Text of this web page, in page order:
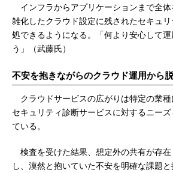
インフラからアプリケーションまで全体
雑化したクラウド設定に残されたセキュ
処できるようになる。「何より安心して
う」（武藤氏）
不安を抱きながらのクラウド運用から
クラウドサービスの広がりは特定の業種
セキュリティ診断サービスに対するニー
ている。
検査を受けた結果、想定外の共有が存
し、漠然と抱いていた不安を明確な課題